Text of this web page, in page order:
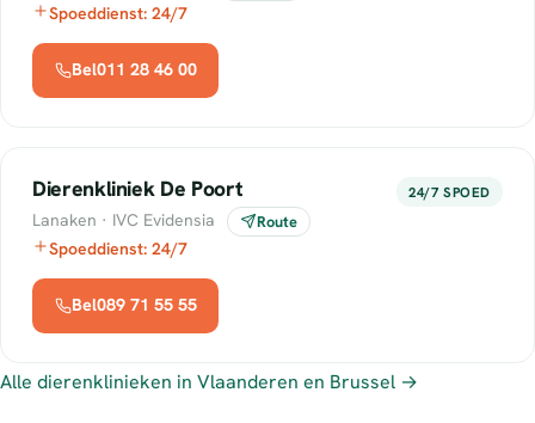
Spoeddienst: 24/7
Bel011 28 46 00
Dierenkliniek De Poort 24/7 SPOED
Lanaken · IVC Evidensia Route
Spoeddienst: 24/7
Bel089 71 55 55
Alle dierenklinieken in Vlaanderen en Brussel →